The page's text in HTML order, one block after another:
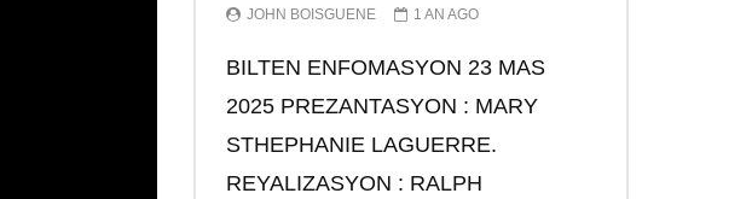
JOHN BOISGUENE 1 AN AGO
BILTEN ENFOMASYON 23 MAS
2025 PREZANTASYON : MARY
STHEPHANIE LAGUERRE.
REYALIZASYON : RALPH